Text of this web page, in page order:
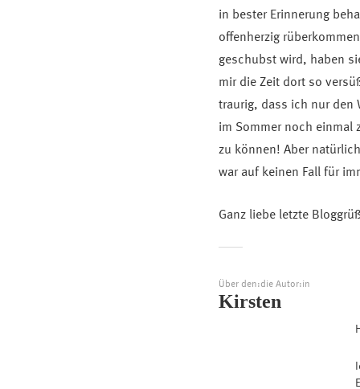
in bester Erinnerung
offenherzig
geschubst wird, haben
mir die Zeit dort so
traurig, dass ich nur den
im Sommer noch einmal
zu können! Aber
war auf keinen Fall für
Ganz liebe letzte
Über den:die Autor:in
Kirsten